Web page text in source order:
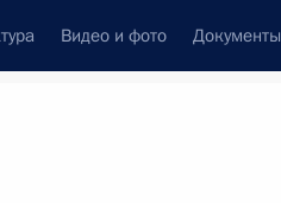
Видео и фото Документы